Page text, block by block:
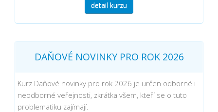
detail kurzu
DAŇOVÉ NOVINKY PRO ROK 2026
Kurz Daňové novinky pro rok 2026 je určen odborné i
neodborné veřejnosti, zkrátka všem, kteří se o tuto
problematiku zajímají.